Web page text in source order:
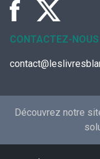
CONTACTEZ-NOUS
Découvrez notre